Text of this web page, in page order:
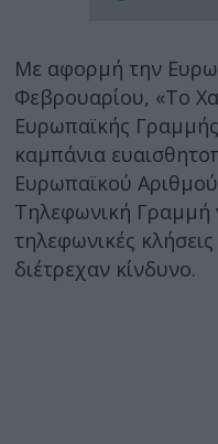
Με αφορμή την
Φεβρουαρίου, «Το
Ευρωπαϊκής
καμπάνια
Ευρωπαϊκού
Τηλεφωνική Γραμμή
τηλεφωνικές
διέτρεχαν κίνδυνο.